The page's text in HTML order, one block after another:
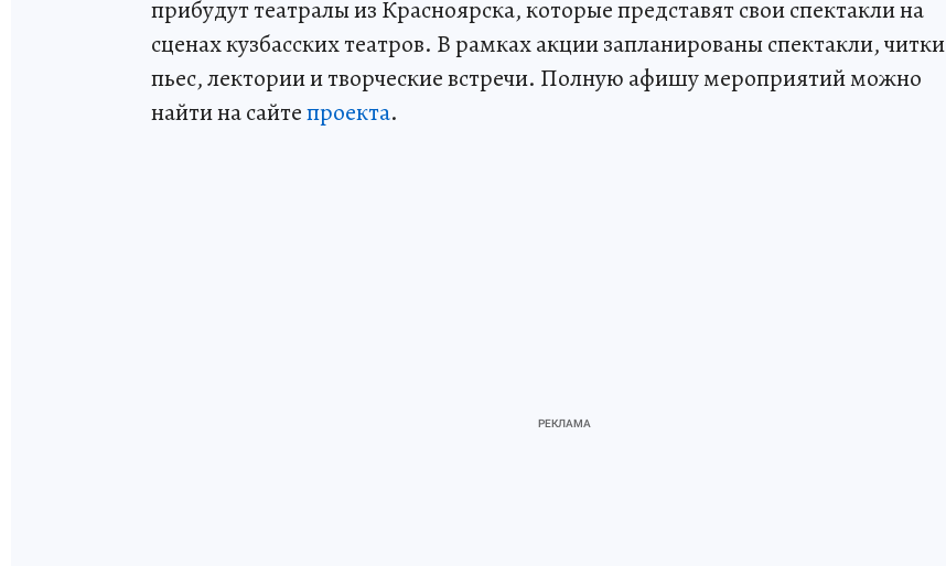
прибудут театралы из Красноярска, которые представят свои спектакли на
сценах кузбасских театров. В рамках акции запланированы спектакли, читки
пьес, лектории и творческие встречи. Полную афишу мероприятий можно
найти на сайтепроекта.